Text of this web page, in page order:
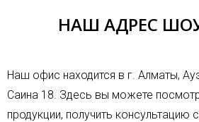
НАШ АДРЕС
Наш офис находится в г. Алматы,
Саина 18. Здесь вы можете
продукции, получить консультацию